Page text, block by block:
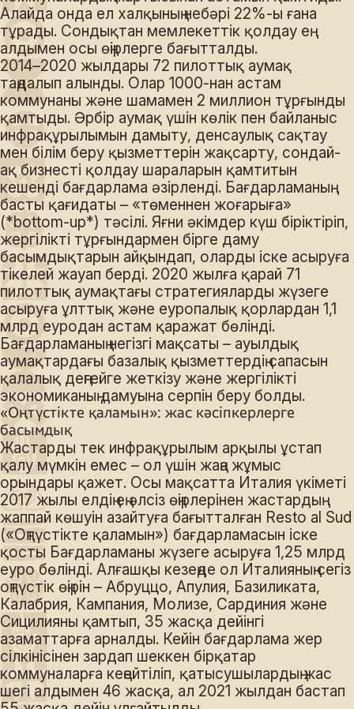
Алайда онда ел халқының небәрі 22%-ы ғана
тұрады. Сондықтан мемлекеттік қолдау ең
алдымен осы өңірлерге бағытталды.
2014–2020 жылдары 72 пилоттық аумақ
таңдалып алынды. Олар 1000-нан астам
коммунаны және шамамен 2 миллион тұрғынды
қамтыды. Әрбір аумақ үшін көлік пен байланыс
инфрақұрылымын дамыту, денсаулық сақтау
мен білім беру қызметтерін жақсарту, сондай-
ақ бизнесті қолдау шараларын қамтитын
кешенді бағдарлама әзірленді. Бағдарламаның
басты қағидаты – «төменнен жоғарыға»
(*bottom-up*) тәсілі. Яғни әкімдер күш біріктіріп,
жергілікті тұрғындармен бірге даму
басымдықтарын айқындап, оларды іске асыруға
тікелей жауап берді. 2020 жылға қарай 71
пилоттық аумақтағы стратегияларды жүзеге
асыруға ұлттық және еуропалық қорлардан 1,1
млрд еуродан астам қаражат бөлінді.
Бағдарламаның негізгі мақсаты – ауылдық
аумақтардағы базалық қызметтердің сапасын
қалалық деңгейге жеткізу және жергілікті
экономиканың дамуына серпін беру болды.
«Оңтүстікте қаламын»: жас кәсіпкерлерге
басымдық
Жастарды тек инфрақұрылым арқылы ұстап
қалу мүмкін емес – ол үшін жаңа жұмыс
орындары қажет. Осы мақсатта Италия үкіметі
2017 жылы елдің ең әлсіз өңірлерінен жастардың
жаппай көшуін азайтуға бағытталған Resto al Sud
(«Оңтүстікте қаламын») бағдарламасын іске
қосты Бағдарламаны жүзеге асыруға 1,25 млрд
еуро бөлінді. Алғашқы кезеңде ол Италияның сегіз
оңтүстік өңірін – Абруццо, Апулия, Базиликата,
Калабрия, Кампания, Молизе, Сардиния және
Сицилияны қамтып, 35 жасқа дейінгі
азаматтарға арналды. Кейін бағдарлама жер
сілкінісінен зардап шеккен бірқатар
коммуналарға кеңейтіліп, қатысушылардың жас
шегі алдымен 46 жасқа, ал 2021 жылдан бастап